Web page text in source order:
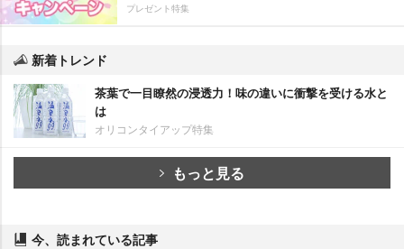
プレゼント特集
新着トレンド
茶葉で一目瞭然の浸透力！味の違いに衝撃を受ける水と
は
オリコンタイアップ特集
もっと見る
今、読まれている記事